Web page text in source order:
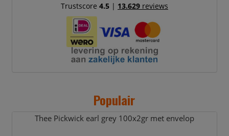
Trustscore 4.5| 13.629reviews
Populair
Thee Pickwick earl grey 100x2gr met envelop